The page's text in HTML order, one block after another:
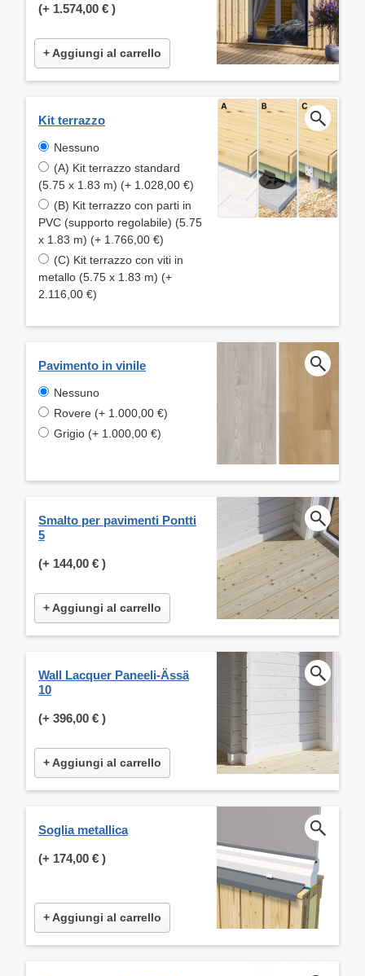
(+ 1.574,00 € )
+ Aggiungi al carrello
Kit terrazzo
Nessuno
(A) Kit terrazzo standard
(5.75 x 1.83 m) (+ 1.028,00 €)
(B) Kit terrazzo con parti in
PVC (supporto regolabile) (5.75
x 1.83 m) (+ 1.766,00 €)
(C) Kit terrazzo con viti in
metallo (5.75 x 1.83 m) (+
2.116,00 €)
Pavimento in vinile
Nessuno
Rovere (+ 1.000,00 €)
Grigio (+ 1.000,00 €)
Smalto per pavimenti Pontti
5
(+ 144,00 € )
+ Aggiungi al carrello
Wall Lacquer Paneeli-Ässä
10
(+ 396,00 € )
+ Aggiungi al carrello
Soglia metallica
(+ 174,00 € )
+ Aggiungi al carrello